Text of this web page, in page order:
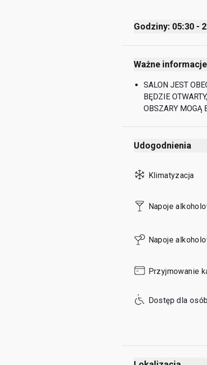
Godziny: 05:30 -
Monday
Tuesday
Wednesday
Thursday
Ważne informacje
SALON JEST
BĘDZIE
OBSZARY MOGĄ
Udogodnienia
Klimatyzacja
Napoje
Napoje
Przyjmowanie
Dostęp dla